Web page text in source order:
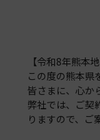
【令和8年熊本
この度の熊本県
皆さまに、心か
弊社では、ご契
りますので、ご